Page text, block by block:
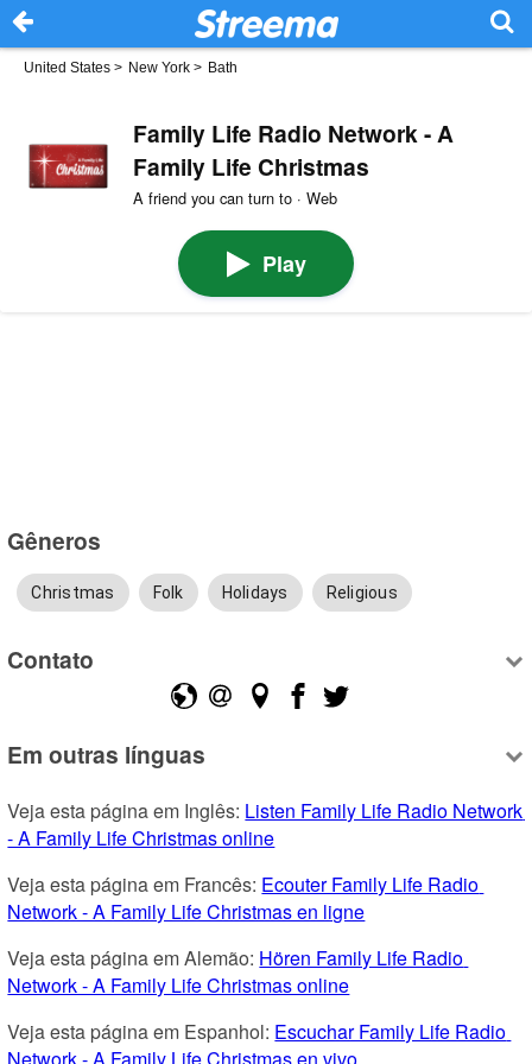
United States > New York > Bath
Family Life Radio Network - A
Family Life Christmas
A friend you can turn to · Web
Play
Gêneros
Christmas Folk Holidays Religious
Contato
Em outras línguas
Veja esta página em Inglês: Listen Family Life Radio Network
- A Family Life Christmas online
Veja esta página em Francês: Ecouter Family Life Radio
Network - A Family Life Christmas en ligne
Veja esta página em Alemão: Hören Family Life Radio
Network - A Family Life Christmas online
Veja esta página em Espanhol: Escuchar Family Life Radio
Network - A Family Life Christmas en vivo